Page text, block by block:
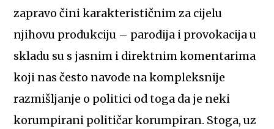
zapravo čini karakterističnim za cijelu
njihovu produkciju – parodija i provokacija u
skladu su s jasnim i direktnim komentarima
koji nas često navode na kompleksnije
razmišljanje o politici od toga da je neki
korumpirani političar korumpiran. Stoga, uz